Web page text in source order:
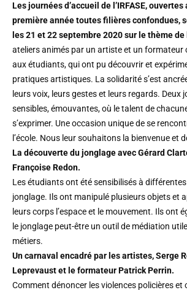
Les journées d’accueil de l’IRFASE,
première année toutes filières confondues,
les 21 et 22 septembre 2020 sur le thème
ateliers animés par un artiste et un formateur
aux étudiants, qui ont pu découvrir et
pratiques artistiques. La solidarité s’est
leurs voix, leurs gestes et leurs regards. Deux
sensibles, émouvantes, où le talent de
s’exprimer. Une occasion unique de se
l’école. Nous leur souhaitons la bienvenue et
La découverte du jonglage avec Gérard
Françoise Redon.
Les étudiants ont été sensibilisés à
jonglage. Ils ont manipulé plusieurs objets et
leurs corps l’espace et le mouvement. Ils ont
le jonglage peut-être un outil de médiation
métiers.
Un carnaval encadré par les artistes, Serge
Leprevaust et le formateur Patrick Perrin.
Comment dénoncer les violences policières et